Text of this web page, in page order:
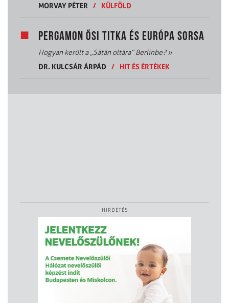
MORVAY PÉTER
/ KÜLFÖLD
PERGAMON ŐSI TITKA ÉS EURÓPA SORSA
Hogyan került a „Sátán oltára” Berlinbe?»
DR. KULCSÁR ÁRPÁD
/ HIT ÉS ÉRTÉKEK
HIRDETÉS